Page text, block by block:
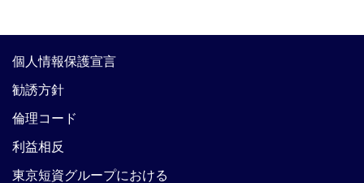
個人情報保護宣言
勧誘方針
倫理コード
利益相反
東京短資グループにおける